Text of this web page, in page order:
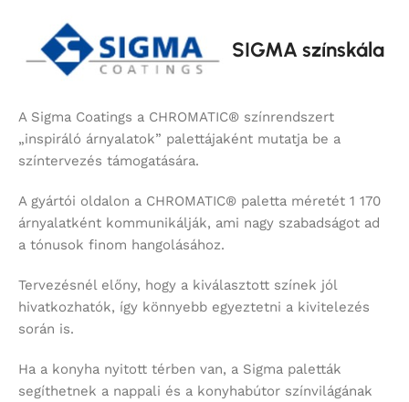
SIGMA színskála
A Sigma Coatings a CHROMATIC® színrendszert
„inspiráló árnyalatok” palettájaként mutatja be a
színtervezés támogatására.
A gyártói oldalon a CHROMATIC® paletta méretét 1 170
árnyalatként kommunikálják, ami nagy szabadságot ad
a tónusok finom hangolásához.
Tervezésnél előny, hogy a kiválasztott színek jól
hivatkozhatók, így könnyebb egyeztetni a kivitelezés
során is.
Ha a konyha nyitott térben van, a Sigma paletták
segíthetnek a nappali és a konyhabútor színvilágának